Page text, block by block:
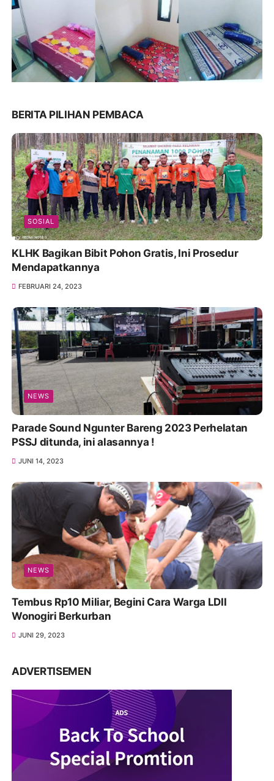
BERITA PILIHAN PEMBACA
SOSIAL
KLHK Bagikan Bibit Pohon Gratis, Ini Prosedur
Mendapatkannya
FEBRUARI 24, 2023
NEWS
Parade Sound Ngunter Bareng 2023 Perhelatan
PSSJ ditunda, ini alasannya !
JUNI 14, 2023
NEWS
Tembus Rp10 Miliar, Begini Cara Warga LDII
Wonogiri Berkurban
JUNI 29, 2023
ADVERTISEMEN